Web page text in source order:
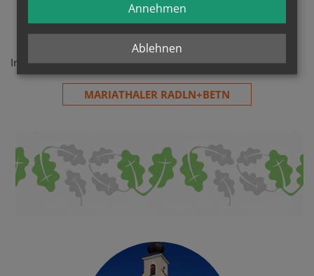
Mariathal
In der Kirche von Mariathal einen Stopp einlegen
MARIATHALER RADLN+BETN
Ablehnen
Annehmen